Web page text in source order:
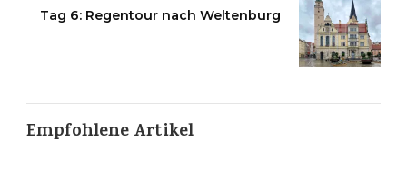
Tag 6: Regentour nach Weltenburg
Empfohlene Artikel